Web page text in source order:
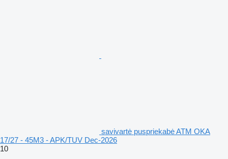
savivartė puspriekabė ATM OKA
17/27 - 45M3 - APK/TUV Dec-2026
10